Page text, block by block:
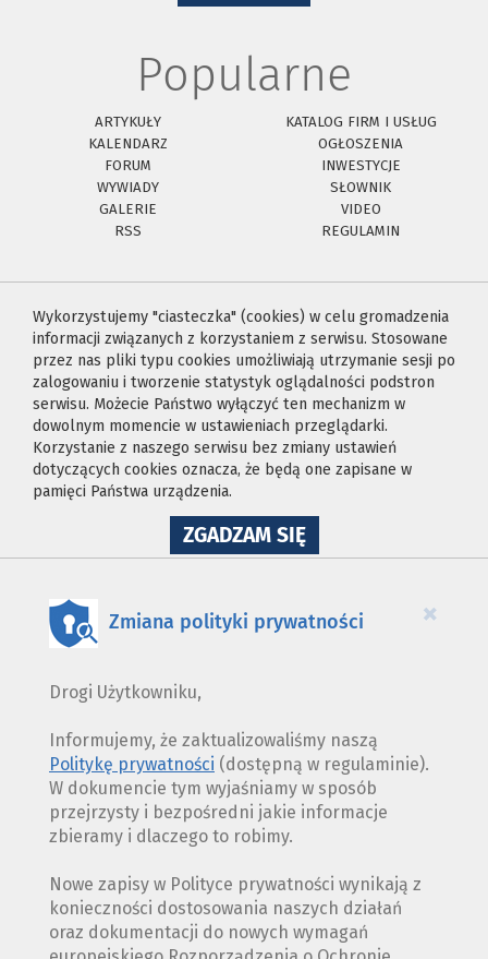
Popularne
ARTYKUŁY
KATALOG FIRM I USŁUG
KALENDARZ
OGŁOSZENIA
FORUM
INWESTYCJE
WYWIADY
SŁOWNIK
GALERIE
VIDEO
RSS
REGULAMIN
Wykorzystujemy "ciasteczka" (cookies) w celu gromadzenia
informacji związanych z korzystaniem z serwisu. Stosowane
przez nas pliki typu cookies umożliwiają utrzymanie sesji po
zalogowaniu i tworzenie statystyk oglądalności podstron
serwisu. Możecie Państwo wyłączyć ten mechanizm w
dowolnym momencie w ustawieniach przeglądarki.
Korzystanie z naszego serwisu bez zmiany ustawień
dotyczących cookies oznacza, że będą one zapisane w
pamięci Państwa urządzenia.
ZGADZAM SIĘNA
WYKORZYSTANIE
×
Zmiana polityki prywatności
Drogi Użytkowniku,
Informujemy, że zaktualizowaliśmy naszą
Politykę prywatności (dostępną w regulaminie).
W dokumencie tym wyjaśniamy w sposób
przejrzysty i bezpośredni jakie informacje
zbieramy i dlaczego to robimy.
Nowe zapisy w Polityce prywatności wynikają z
konieczności dostosowania naszych działań
oraz dokumentacji do nowych wymagań